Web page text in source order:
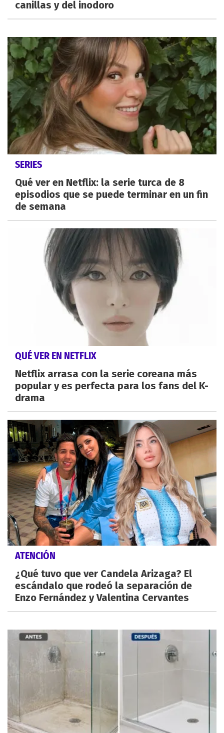
canillas y del inodoro
SERIES
Qué ver en Netflix: la serie turca de 8
episodios que se puede terminar en un fin
de semana
QUÉ VER EN NETFLIX
Netflix arrasa con la serie coreana más
popular y es perfecta para los fans del K-
drama
ATENCIÓN
¿Qué tuvo que ver Candela Arizaga? El
escándalo que rodeó la separación de
Enzo Fernández y Valentina Cervantes